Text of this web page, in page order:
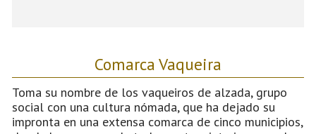
Comarca Vaqueira
Toma su nombre de los vaqueiros de alzada, grupo
social con una cultura nómada, que ha dejado su
impronta en una extensa comarca de cinco municipios,